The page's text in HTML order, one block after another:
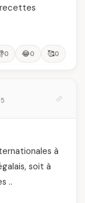
0 😂0 🥰0
à
soit à
..